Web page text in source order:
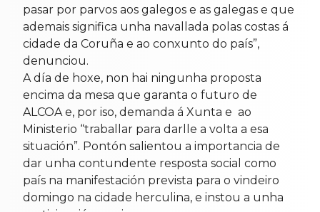
pasar por parvos aos galegos e as galegas e que
ademais significa unha navallada polas costas á
cidade da Coruña e ao conxunto do país”,
denunciou.
A día de hoxe, non hai ningunha proposta
encima da mesa que garanta o futuro de
ALCOA e, por iso, demanda á Xunta e ao
Ministerio “traballar para darlle a volta a esa
situación”. Pontón salientou a importancia de
dar unha contundente resposta social como
país na manifestación prevista para o vindeiro
domingo na cidade herculina, e instou a unha